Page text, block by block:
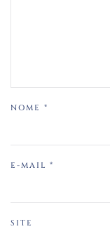
NOME *
E-MAIL *
SITE